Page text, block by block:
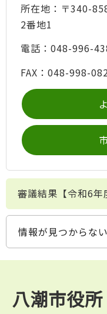
所在地：〒340-
2番地1
電話：048-996-
FAX：048-998-
審議結果【令和6年
情報が見つからな
八潮市役所